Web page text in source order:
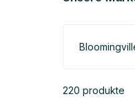
220 produkte